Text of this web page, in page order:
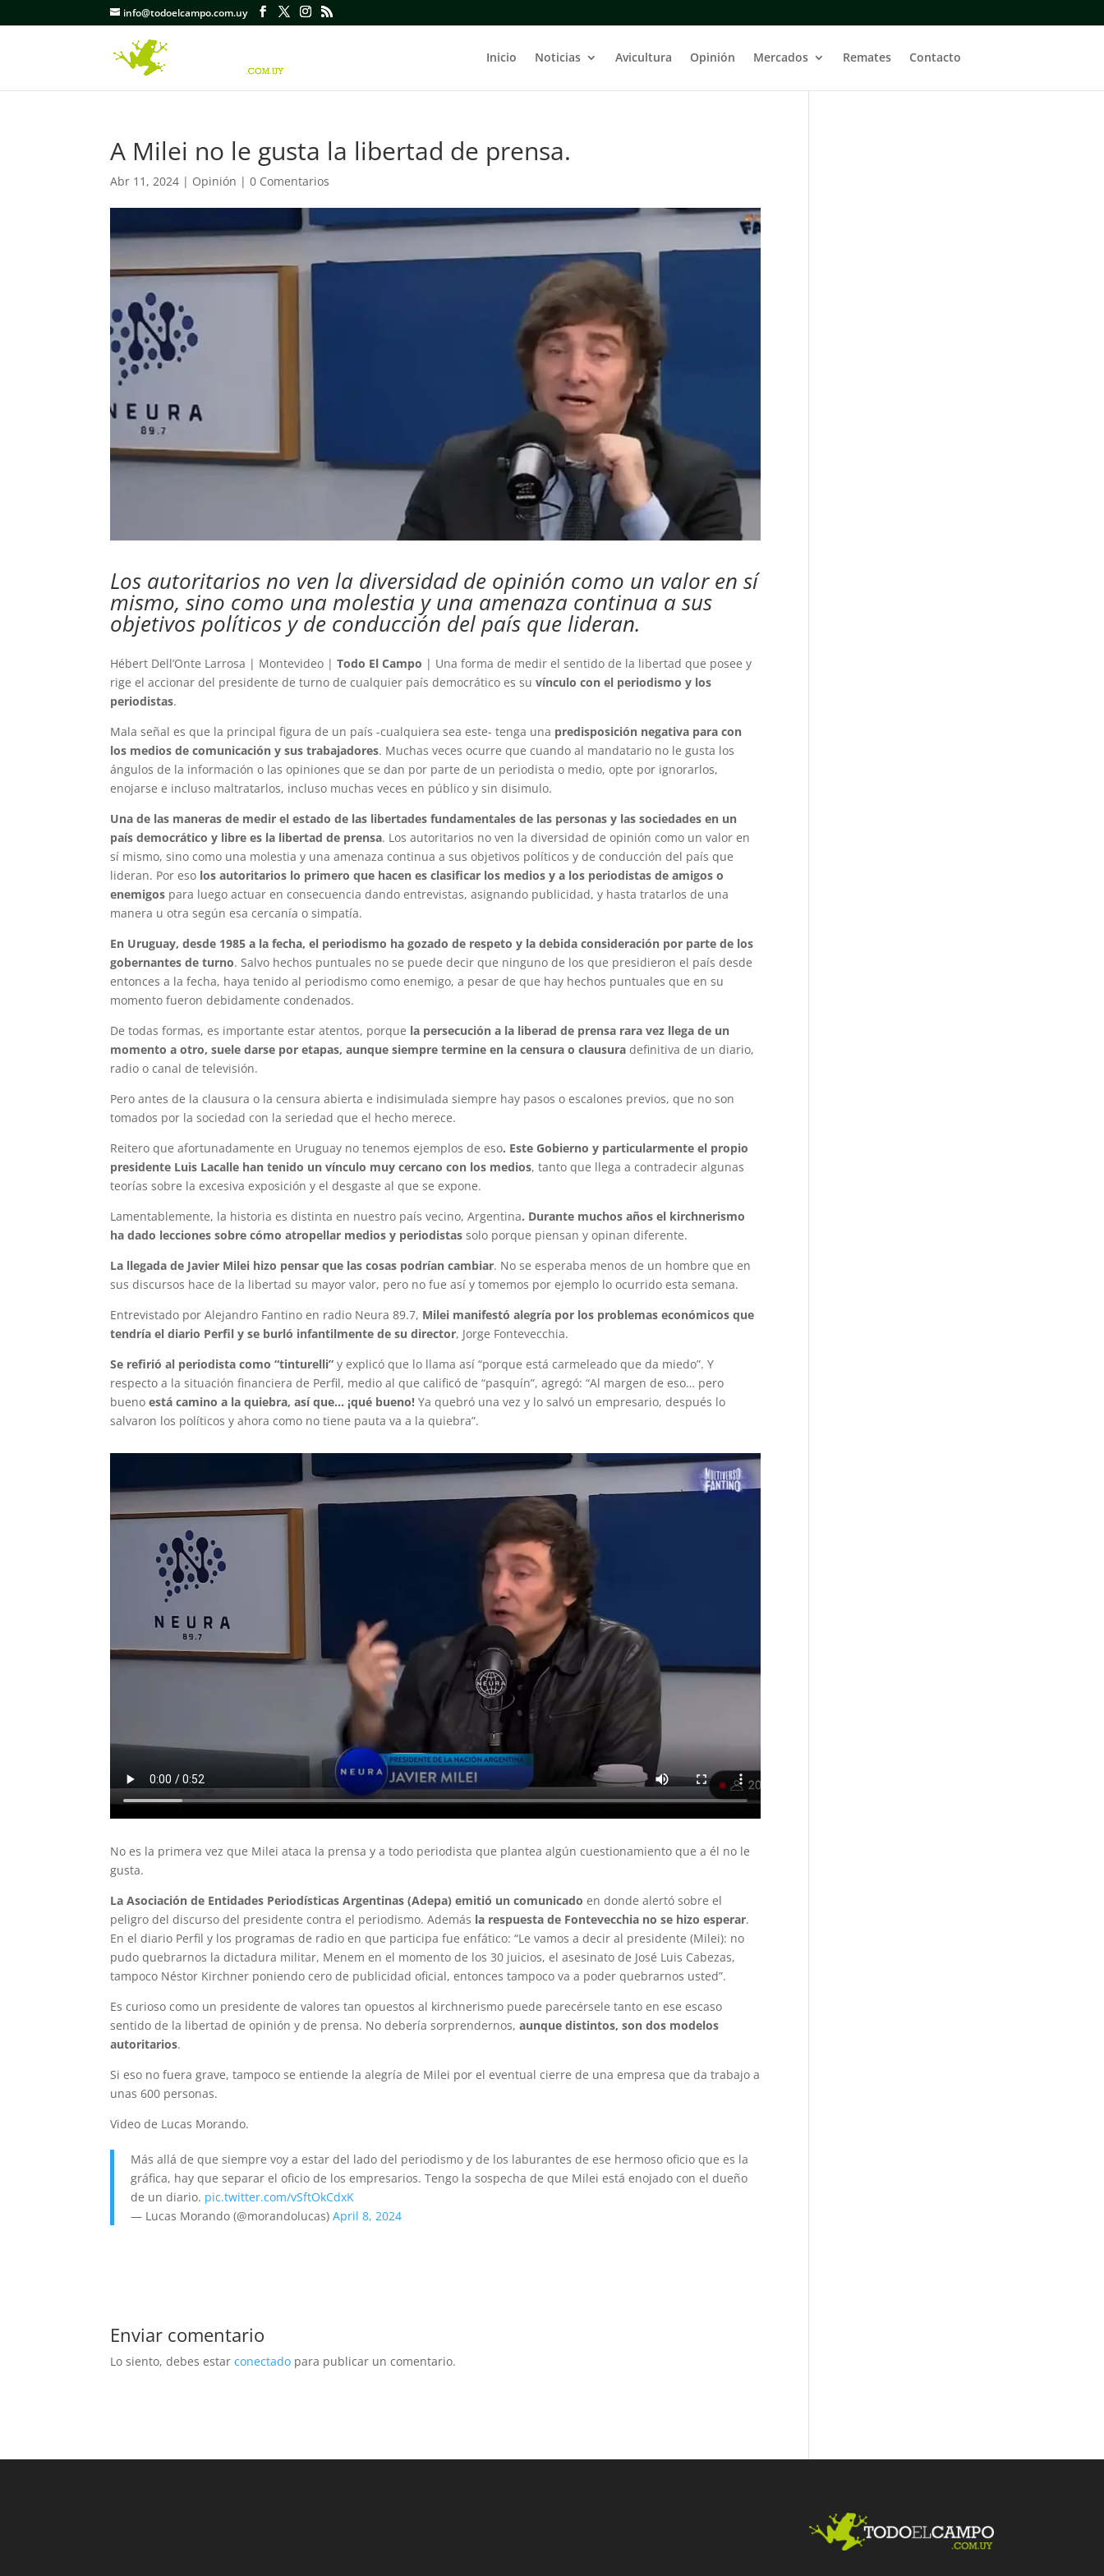
info@todoelcampo.com.uy
Inicio Noticias Avicultura Opinión Mercados Remates Contacto
A Milei no le gusta la libertad de prensa.
Abr 11, 2024 | Opinión |0 Comentarios
Los autoritarios no ven la diversidad de opinión como un valor en sí
mismo, sino como una molestia y una amenaza continua a sus
objetivos políticos y de conducción del país que lideran.
Hébert Dell’Onte Larrosa | Montevideo |Todo El Campo | Una forma de medir el sentido de la libertad que posee y
rige el accionar del presidente de turno de cualquier país democrático es suvínculo con el periodismo y los
periodistas.
Mala señal es que la principal figura de un país -cualquiera sea este- tenga una predisposición negativa para con
los medios de comunicación y sus trabajadores. Muchas veces ocurre que cuando al mandatario no le gusta los
ángulos de la información o las opiniones que se dan por parte de un periodista o medio, opte por ignorarlos,
enojarse e incluso maltratarlos, incluso muchas veces en público y sin disimulo.
Una de las maneras de medir el estado de las libertades fundamentales de las personas y las sociedades en un
país democrático y libre es la libertad de prensa. Los autoritarios no ven la diversidad de opinión como un valor en
sí mismo, sino como una molestia y una amenaza continua a sus objetivos políticos y de conducción del país que
lideran. Por eso los autoritarios lo primero que hacen es clasificar los medios y a los periodistas de amigos o
enemigos para luego actuar en consecuencia dando entrevistas, asignando publicidad, y hasta tratarlos de una
manera u otra según esa cercanía o simpatía.
En Uruguay, desde 1985 a la fecha, el periodismo ha gozado de respeto y la debida consideración por parte de los
gobernantes de turno. Salvo hechos puntuales no se puede decir que ninguno de los que presidieron el país desde
entonces a la fecha, haya tenido al periodismo como enemigo, a pesar de que hay hechos puntuales que en su
momento fueron debidamente condenados.
De todas formas, es importante estar atentos, porque la persecución a la liberad de prensa rara vez llega de un
momento a otro, suele darse por etapas, aunque siempre termine en la censura o clausura definitiva de un diario,
radio o canal de televisión.
Pero antes de la clausura o la censura abierta e indisimulada siempre hay pasos o escalones previos, que no son
tomados por la sociedad con la seriedad que el hecho merece.
Reitero que afortunadamente en Uruguay no tenemos ejemplos de eso. Este Gobierno y particularmente el propio
presidente Luis Lacalle han tenido un vínculo muy cercano con los medios, tanto que llega a contradecir algunas
teorías sobre la excesiva exposición y el desgaste al que se expone.
Lamentablemente, la historia es distinta en nuestro país vecino, Argentina. Durante muchos años el kirchnerismo
ha dado lecciones sobre cómo atropellar medios y periodistas solo porque piensan y opinan diferente.
La llegada de Javier Milei hizo pensar que las cosas podrían cambiar. No se esperaba menos de un hombre que en
sus discursos hace de la libertad su mayor valor, pero no fue así y tomemos por ejemplo lo ocurrido esta semana.
Entrevistado por Alejandro Fantino en radio Neura 89.7, Milei manifestó alegría por los problemas económicos que
tendría el diario Perfil y se burló infantilmente de su director, Jorge Fontevecchia.
Se refirió al periodista como “tinturelli” y explicó que lo llama así “porque está carmeleado que da miedo”. Y
respecto a la situación financiera de Perfil, medio al que calificó de “pasquín”, agregó: “Al margen de eso… pero
buenoestá camino a la quiebra, así que… ¡qué bueno! Ya quebró una vez y lo salvó un empresario, después lo
salvaron los políticos y ahora como no tiene pauta va a la quiebra”.
No es la primera vez que Milei ataca la prensa y a todo periodista que plantea algún cuestionamiento que a él no le
gusta.
La Asociación de Entidades Periodísticas Argentinas (Adepa) emitió un comunicado en donde alertó sobre el
peligro del discurso del presidente contra el periodismo. Además la respuesta de Fontevecchia no se hizo esperar.
En el diario Perfil y los programas de radio en que participa fue enfático: “Le vamos a decir al presidente (Milei): no
pudo quebrarnos la dictadura militar, Menem en el momento de los 30 juicios, el asesinato de José Luis Cabezas,
tampoco Néstor Kirchner poniendo cero de publicidad oficial, entonces tampoco va a poder quebrarnos usted”.
Es curioso como un presidente de valores tan opuestos al kirchnerismo puede parecérsele tanto en ese escaso
sentido de la libertad de opinión y de prensa. No debería sorprendernos,aunque distintos, son dos modelos
autoritarios.
Si eso no fuera grave, tampoco se entiende la alegría de Milei por el eventual cierre de una empresa que da trabajo a
unas 600 personas.
Video de Lucas Morando.
Más allá de que siempre voy a estar del lado del periodismo y de los laburantes de ese hermoso oficio que es la
gráfica, hay que separar el oficio de los empresarios. Tengo la sospecha de que Milei está enojado con el dueño
de un diario. pic.twitter.com/vSftOkCdxK
— Lucas Morando (@morandolucas)April 8, 2024
Enviar comentario
Lo siento, debes estarconectado para publicar un comentario.
Fac
ebo
Twit
ter